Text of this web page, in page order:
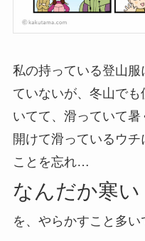
私の持っている登山服
ていないが、冬山で
いてて、滑っていて暑
開けて滑っているウ
ことを忘れ…
なんだか寒い
を、やらかすこと多い